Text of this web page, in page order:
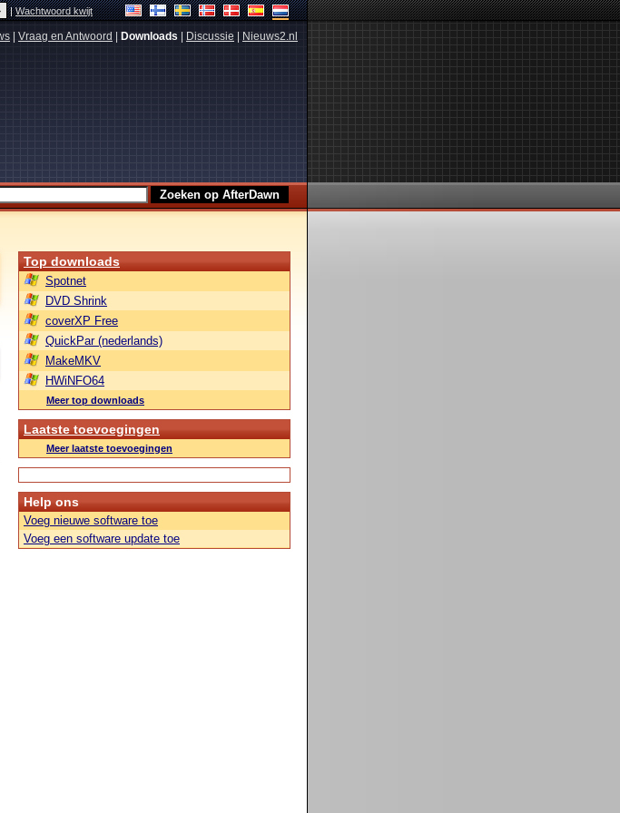
|Wachtwoord kwijt
Vraag en Antwoord Downloads Discussie Nieuws2.nl
Top downloads
Spotnet
DVD Shrink
coverXP Free
QuickPar (nederlands)
MakeMKV
HWiNFO64
Meer top downloads
Laatste toevoegingen
Meer laatste toevoegingen
Help ons
Voeg nieuwe software toe
Voeg een software update toe